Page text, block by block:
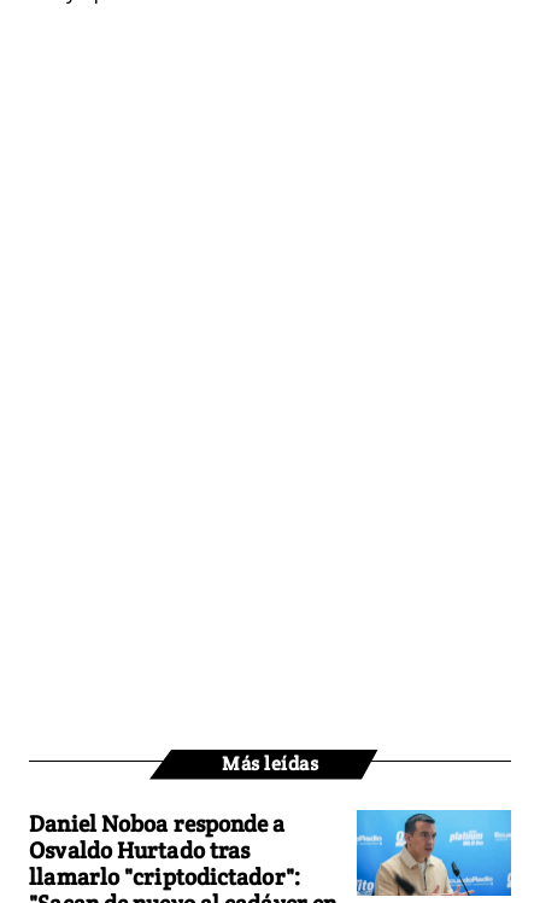
Más leídas
Daniel Noboa responde a
Osvaldo Hurtado tras
llamarlo "criptodictador":